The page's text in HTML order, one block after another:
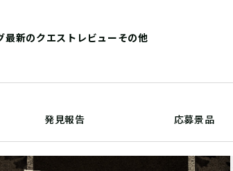
最新のクエストレビューその他
発見報告 応募景品